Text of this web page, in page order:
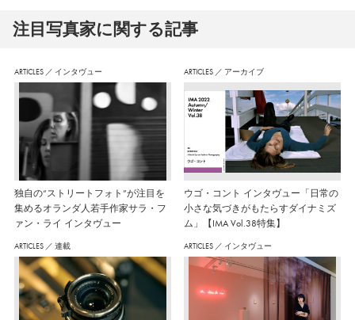
注⽬写真家に関する記事
ARTICLES ／ インタヴュー
独自の“ストリートフォト”が注目を
集めるオランダ人若手作家サラ・フ
ァン・ライ インタヴュー
ARTICLES ／ アーカイブ
ウゴ・コント インタヴュー「日常の
小さな気づきがもたらすダイナミズ
ム」【IMA Vol.38特集】
ARTICLES ／ 連載 ARTICLES ／ インタヴュー